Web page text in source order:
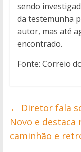
sendo
da testemunha
autor, mas até
encontrado.
Fonte: Correio
← Diretor fala
Novo e
caminhão e